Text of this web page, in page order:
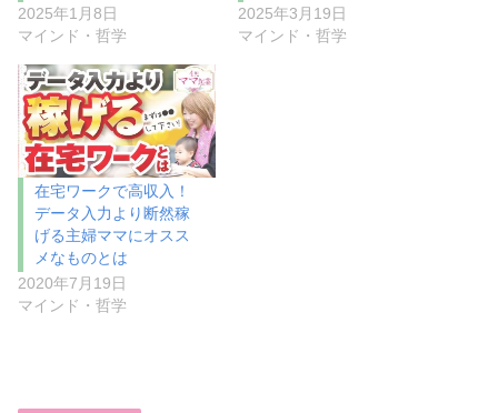
2025年1月8日
マインド・哲学
2025年3月19日
マインド・哲学
在宅ワークで高収入！
データ入力より断然稼
げる主婦ママにオスス
メなものとは
2020年7月19日
マインド・哲学